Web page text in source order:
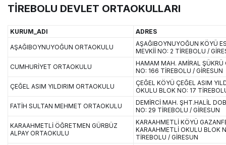
TİREBOLU DEVLET ORTAOKULLARI
KURUM_ADI ADRES
AŞAĞIBOYNUYOĞUN ORTAOKULU
AŞAĞIBOYNUYOĞUN KÖYÜ
MEVKİİ NO: 2 TİREBOLU /
CUMHURİYET ORTAOKULU
HAMAM MAH. AMİRAL ŞÜKRÜ
NO: 166 TİREBOLU / GİRESUN
ÇEĞEL ASIM YILDIRIM ORTAOKULU
ÇEĞEL KÖYÜ ÇEĞEL ASIM
OKULU BLOK NO: 17
FATİH SULTAN MEHMET ORTAOKULU
DEMİRCİ MAH. ŞHT.HALİL
NO: 29 TİREBOLU / GİRESUN
KARAAHMETLİ ÖĞRETMEN GÜRBÜZ
ALPAY ORTAOKULU
KARAAHMETLİ KÖYÜ
KARAAHMETLİ OKULU BLOK
TİREBOLU / GİRESUN